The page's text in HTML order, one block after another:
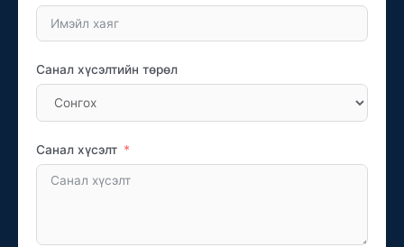
Санал хүсэлтийн төрөл
Санал хүсэлт